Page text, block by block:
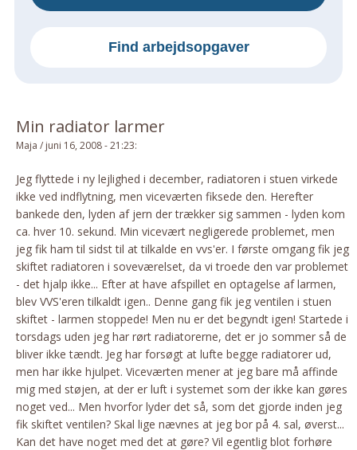
Om Materialer
HANDYMAN
Tips Og Tricks
Kemi
Andet
Båd
GARTNER
Beplantning
Belægning
Skadedyr
Om Værktøj
Andet
RENGØRING
Rengøring Af Overflader
Pletleksikon
Find arbejdsopgaver
Min radiator larmer
Maja / juni 16, 2008 - 21:23:
Jeg flyttede i ny lejlighed i december, radiatoren i stuen virkede
ikke ved indflytning, men viceværten fiksede den. Herefter
bankede den, lyden af jern der trækker sig sammen - lyden kom
ca. hver 10. sekund. Min vicevært negligerede problemet, men
jeg fik ham til sidst til at tilkalde en vvs'er. I første omgang fik jeg
skiftet radiatoren i soveværelset, da vi troede den var problemet
- det hjalp ikke... Efter at have afspillet en optagelse af larmen,
blev VVS'eren tilkaldt igen.. Denne gang fik jeg ventilen i stuen
skiftet - larmen stoppede! Men nu er det begyndt igen! Startede i
torsdags uden jeg har rørt radiatorerne, det er jo sommer så de
bliver ikke tændt. Jeg har forsøgt at lufte begge radiatorer ud,
men har ikke hjulpet. Viceværten mener at jeg bare må affinde
mig med støjen, at der er luft i systemet som der ikke kan gøres
noget ved... Men hvorfor lyder det så, som det gjorde inden jeg
fik skiftet ventilen? Skal lige nævnes at jeg bor på 4. sal, øverst...
Kan det have noget med det at gøre? Vil egentlig blot forhøre